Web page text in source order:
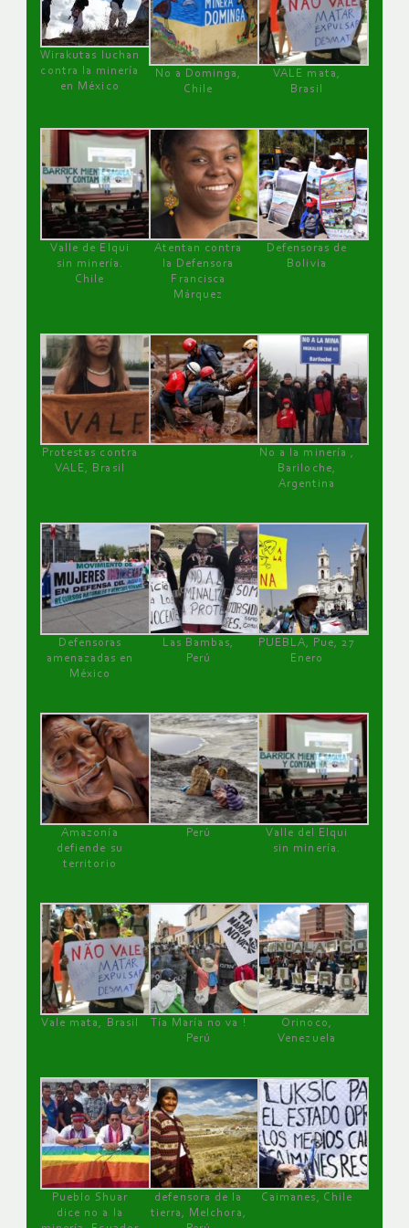
Wirakutas luchan
contra la minería
en México
No a Dominga,
Chile
VALE mata,
Brasil
Valle de Elqui
sin minería.
Chile
Atentan contra
la Defensora
Francisca
Márquez
Defensoras de
Bolivia
Protestas contra
VALE, Brasil
No a la minería ,
Bariloche,
Argentina
Defensoras
amenazadas en
México
Las Bambas,
Perú
PUEBLA, Pue, 27
Enero
Amazonía
defiende su
territorio
Perú
Valle del Elqui
sin minería.
Vale mata, Brasil
Tía María no va !
Perú
Orinoco,
Venezuela
Pueblo Shuar
dice no a la
defensora de la
tierra, Melchora,
Caimanes, Chile